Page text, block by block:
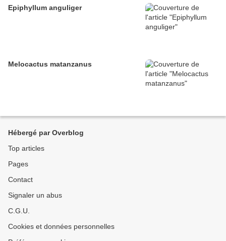
Epiphyllum anguliger
Melocactus matanzanus
Hébergé par Overblog
Top articles
Pages
Contact
Signaler un abus
C.G.U.
Cookies et données personnelles